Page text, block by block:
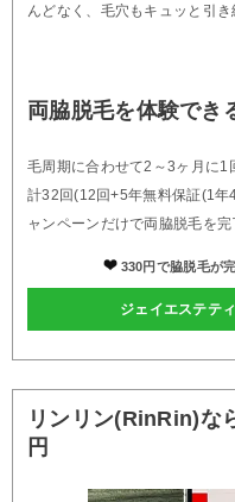
んどなく、毛穴もキュッと引き
両脇脱毛を体験でき
毛周期に合わせて2～3ヶ月に1
計32回(12回+5年無料保証(1
ャンペーンだけで両脇脱毛を完
330円で脇脱毛が
ジェイエステテ
リンリン(RinRin)な
円